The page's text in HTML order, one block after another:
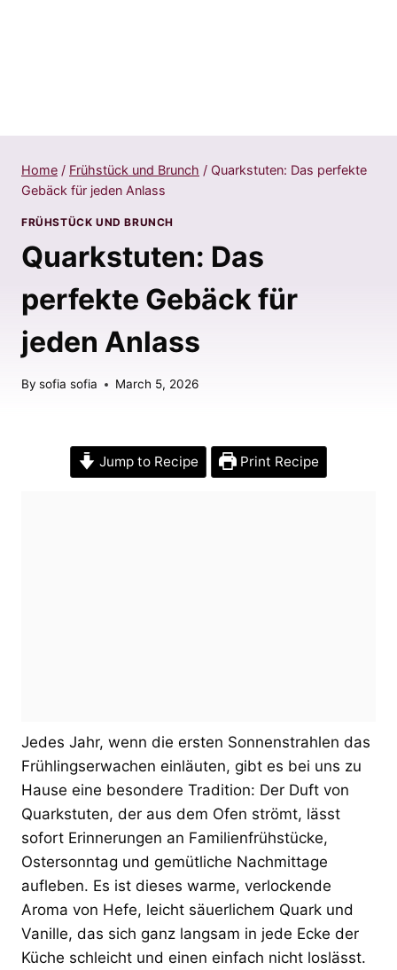
Home / Frühstück und Brunch / Quarkstuten: Das perfekte
Gebäck für jeden Anlass
FRÜHSTÜCK UND BRUNCH
Quarkstuten: Das
perfekte Gebäck für
jeden Anlass
By sofia sofia March 5, 2026
Jump to Recipe Print Recipe
Jedes Jahr, wenn die ersten Sonnenstrahlen das
Frühlingserwachen einläuten, gibt es bei uns zu
Hause eine besondere Tradition: Der Duft von
Quarkstuten, der aus dem Ofen strömt, lässt
sofort Erinnerungen an Familienfrühstücke,
Ostersonntag und gemütliche Nachmittage
aufleben. Es ist dieses warme, verlockende
Aroma von Hefe, leicht säuerlichem Quark und
Vanille, das sich ganz langsam in jede Ecke der
Küche schleicht und einen einfach nicht loslässt.